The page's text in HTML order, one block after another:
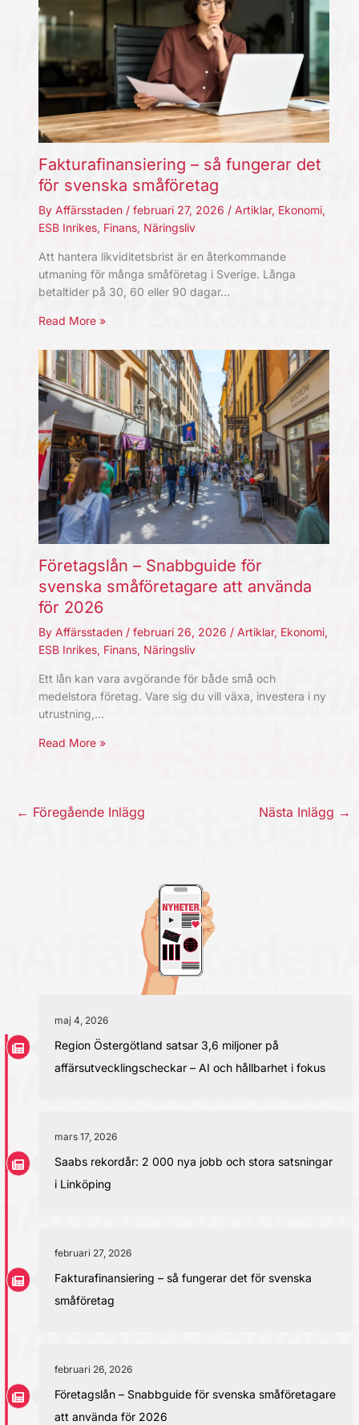
Fakturafinansiering – så fungerar det
för svenska småföretag
By Affärsstaden / februari 27, 2026 / Artiklar, Ekonomi,
ESB Inrikes, Finans, Näringsliv
Att hantera likviditetsbrist är en återkommande
utmaning för många småföretag i Sverige. Långa
betaltider på 30, 60 eller 90 dagar…
Read More »
Företagslån – Snabbguide för
svenska småföretagare att använda
för 2026
By Affärsstaden / februari 26, 2026 / Artiklar, Ekonomi,
ESB Inrikes, Finans, Näringsliv
Ett lån kan vara avgörande för både små och
medelstora företag. Vare sig du vill växa, investera i ny
utrustning,…
Read More »
← Föregående Inlägg Nästa Inlägg →
maj 4, 2026
Region Östergötland satsar 3,6 miljoner på
affärsutvecklingscheckar – AI och hållbarhet i fokus
mars 17, 2026
Saabs rekordår: 2 000 nya jobb och stora satsningar
i Linköping
februari 27, 2026
Fakturafinansiering – så fungerar det för svenska
småföretag
februari 26, 2026
Företagslån – Snabbguide för svenska småföretagare
att använda för 2026